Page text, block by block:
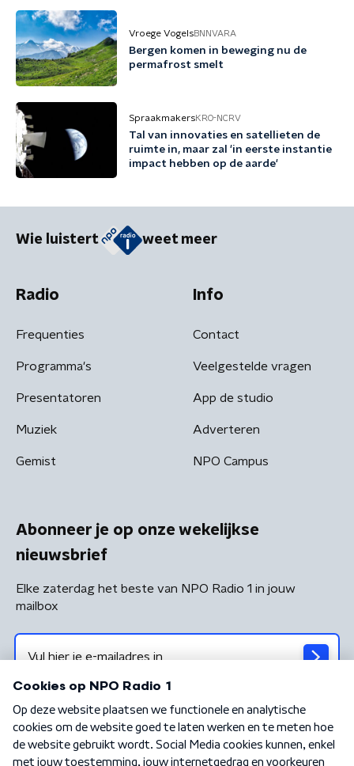
Vroege VogelsBNNVARA
Bergen komen in beweging nu de
permafrost smelt
SpraakmakersKRO-NCRV
Tal van innovaties en satellieten de
ruimte in, maar zal 'in eerste instantie
impact hebben op de aarde'
Wie luistert weet meer
Radio
Frequenties
Programma's
Presentatoren
Muziek
Gemist
Info
Contact
Veelgestelde vragen
App de studio
Adverteren
NPO Campus
Abonneer je op onze wekelijkse
nieuwsbrief
Elke zaterdag het beste van NPO Radio 1 in jouw
mailbox
Algemene voorwaarden